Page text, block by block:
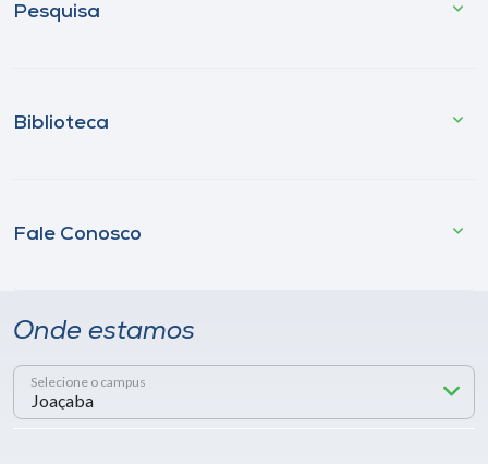
Pesquisa
Biblioteca
Fale Conosco
Onde estamos
Selecione o campus